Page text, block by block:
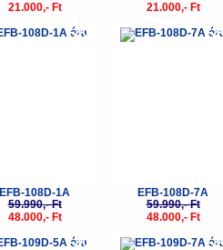
21.000,- Ft
21.000,- Ft
-20%
EFB-108D-1A
59.990,- Ft
48.000,- Ft
-
EFB-108D-7A
59.990,- Ft
48.000,- Ft
-20% -